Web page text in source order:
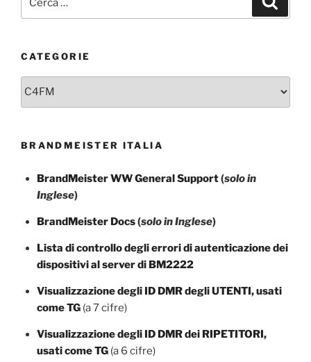
CATEGORIE
Categorie
BRANDMEISTER ITALIA
BrandMeister WW General Support(solo in
Inglese)
BrandMeister Docs(solo in Inglese)
Lista di controllo degli errori di autenticazione dei
dispositivi al server di BM2222
Visualizzazione degli ID DMR degli UTENTI, usati
come TG(a 7 cifre)
Visualizzazione degli ID DMR dei RIPETITORI,
usati come TG(a 6 cifre)